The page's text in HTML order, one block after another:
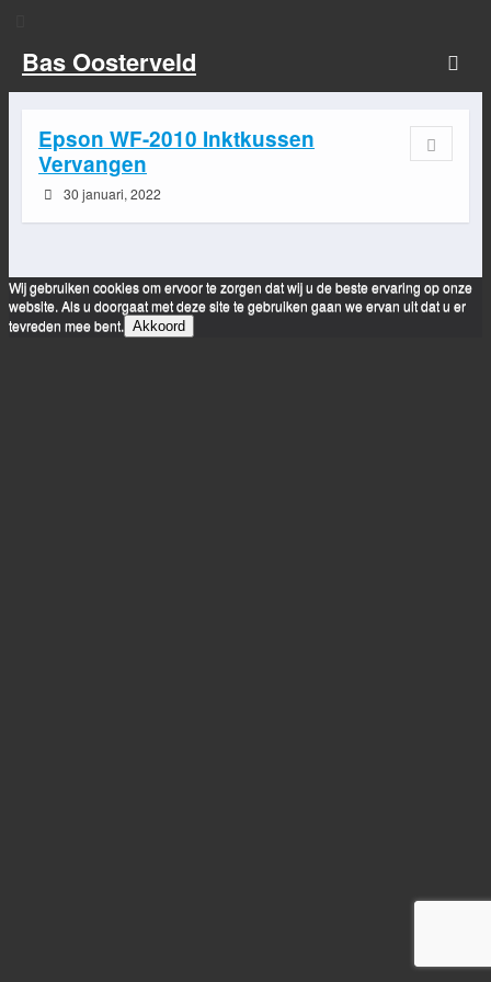
Bas Oosterveld
Epson WF-2010 Inktkussen
Vervangen
30 januari, 2022
Wij gebruiken cookies om ervoor te zorgen dat wij u de beste ervaring op onze
website. Als u doorgaat met deze site te gebruiken gaan we ervan uit dat u er
tevreden mee bent. Akkoord